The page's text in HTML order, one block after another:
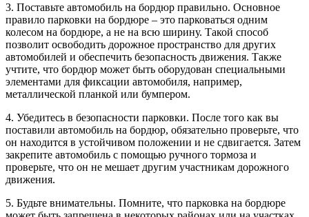
3. Поставьте автомобиль на бордюр правильно. Основное
правило парковки на бордюре – это парковаться одним
колесом на бордюре, а не на всю ширину. Такой способ
позволит освободить дорожное пространство для других
автомобилей и обеспечить безопасность движения. Также
учтите, что бордюр может быть оборудован специальными
элементами для фиксации автомобиля, например,
металлической планкой или бумпером.
4. Убедитесь в безопасности парковки. После того как вы
поставили автомобиль на бордюр, обязательно проверьте, что
он находится в устойчивом положении и не сдвигается. Затем
закрепите автомобиль с помощью ручного тормоза и
проверьте, что он не мешает другим участникам дорожного
движения.
5. Будьте внимательны. Помните, что парковка на бордюре